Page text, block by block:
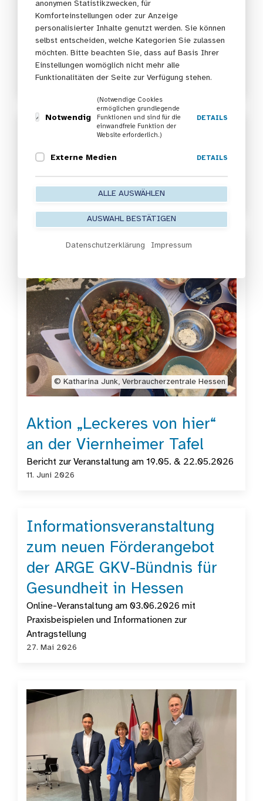
Gesundheitsinitiative
interkulturell (KoGi)
Kooperationsverbund Gesundheitliche
Chancengleichheit zeichnet Frankfurter Projekt aus
27. Juli 2026
Beratungsangebot „Hilfen im
Netz“
©️ Katharina Junk, Verbraucherzentrale Hessen
Aktion „Leckeres von hier“
an der Viernheimer Tafel
Bericht zur Veranstaltung am 19.05. & 22.05.2026
11. Juni 2026
Informationsveranstaltung
zum neuen Förderangebot
der ARGE GKV-Bündnis für
Gesundheit in Hessen
Online-Veranstaltung am 03.06.2026 mit
Praxisbeispielen und Informationen zur
Antragstellung
27. Mai 2026
anonymen Statistikzwecken, für
Komforteinstellungen oder zur Anzeige
personalisierter Inhalte genutzt werden. Sie können
selbst entscheiden, welche Kategorien Sie zulassen
möchten. Bitte beachten Sie, dass auf Basis Ihrer
Einstellungen womöglich nicht mehr alle
Funktionalitäten der Seite zur Verfügung stehen.
Notwendig
(Notwendige Cookies
ermöglichen grundlegende
Funktionen und sind für die
einwandfreie Funktion der
Website erforderlich.)
DETAILS
Externe Medien DETAILS
ALLE AUSWÄHLEN
AUSWAHL BESTÄTIGEN
Datenschutzerklärung Impressum